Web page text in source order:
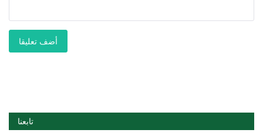
أضف تعليقا
تابعنا